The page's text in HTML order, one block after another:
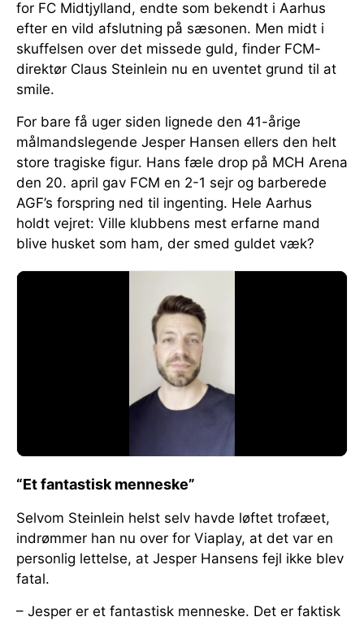
for FC Midtjylland, endte som bekendt i Aarhus
efter en vild afslutning på sæsonen. Men midt i
skuffelsen over det missede guld, finder FCM-
direktør Claus Steinlein nu en uventet grund til at
smile.
For bare få uger siden lignede den 41-årige
målmandslegende Jesper Hansen ellers den helt
store tragiske figur. Hans fæle drop på MCH Arena
den 20. april gav FCM en 2-1 sejr og barberede
AGF’s forspring ned til ingenting. Hele Aarhus
holdt vejret: Ville klubbens mest erfarne mand
blive husket som ham, der smed guldet væk?
“Et fantastisk menneske”
Selvom Steinlein helst selv havde løftet trofæet,
indrømmer han nu over for Viaplay, at det var en
personlig lettelse, at Jesper Hansens fejl ikke blev
fatal.
– Jesper er et fantastisk menneske. Det er faktisk